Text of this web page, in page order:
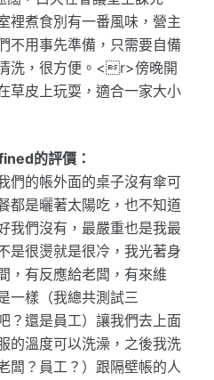
裡煮食別有一番風味，營主
不用事先準備，只需要自備
洗，很方便。<r>傍晚開
草皮上玩耍，適合一家大小
的評價：
們的帳外面的桌子沒有傘可
都是曬著太陽吃，也不知道
我們沒有，最嚴重也是我最
是很燙就是很冷，我光著身
，有反應給老闆，有來維
一樣（我總共測試三
？還是員工）讓我們去上面
的溫度可以洗澡，之後我洗
闆？員工？）跟隔壁帳的人